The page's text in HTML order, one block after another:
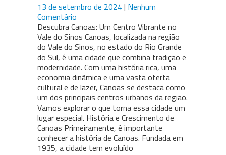
13 de setembro de 2024| Nenhum
Comentário
Descubra Canoas: Um Centro Vibrante no
Vale do Sinos Canoas, localizada na região
do Vale do Sinos, no estado do Rio Grande
do Sul, é uma cidade que combina tradição e
modernidade. Com uma história rica, uma
economia dinâmica e uma vasta oferta
cultural e de lazer, Canoas se destaca como
um dos principais centros urbanos da região.
Vamos explorar o que torna essa cidade um
lugar especial. História e Crescimento de
Canoas Primeiramente, é importante
conhecer a história de Canoas. Fundada em
1935, a cidade tem evoluído